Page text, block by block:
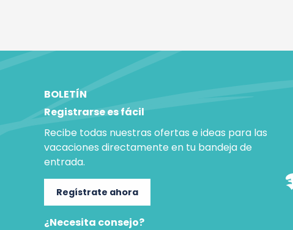
BOLETÍN
Registrarse es fácil
Recibe todas nuestras ofertas e ideas para las
vacaciones directamente en tu bandeja de
entrada.
Regístrate ahora
¿Necesita consejo?